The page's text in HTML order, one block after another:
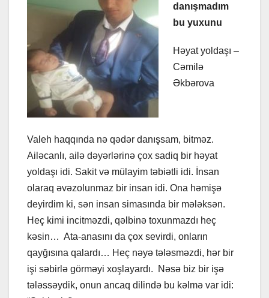
danışmadım
bu yuxunu
Həyat yoldaşı –
Cəmilə
Əkbərova
Valeh haqqında nə qədər danışsam, bitməz.
Ailəcanlı, ailə dəyərlərinə çox sadiq bir həyat
yoldaşı idi. Sakit və mülayim təbiətli idi. İnsan
olaraq əvəzolunmaz bir insan idi. Ona həmişə
deyirdim ki, sən insan simasında bir mələksən.
Heç kimi incitməzdi, qəlbinə toxunmazdı heç
kəsin… Ata-anasını da çox sevirdi, onların
qayğısına qalardı… Heç nəyə tələsməzdi, hər bir
işi səbirlə görməyi xoşlayardı. Nəsə biz bir işə
tələssəydik, onun ancaq dilində bu kəlmə var idi: